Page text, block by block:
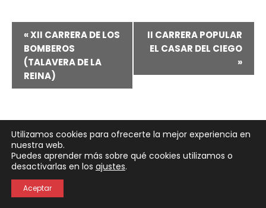
Navegación
del
Evento
«XII CARRERA DE LOS
BOMBEROS
(TALAVERA DE LA
REINA)
II CARRERA POPULAR
EL CASAR DEL CIEGO
»
Neve| Funciona gracias aWordPress
Política de Privacidad
Utilizamos cookies para ofrecerte la mejor experiencia en
nuestra web.
Puedes aprender más sobre qué cookies utilizamos o
desactivarlas en los ajustes.
Aceptar